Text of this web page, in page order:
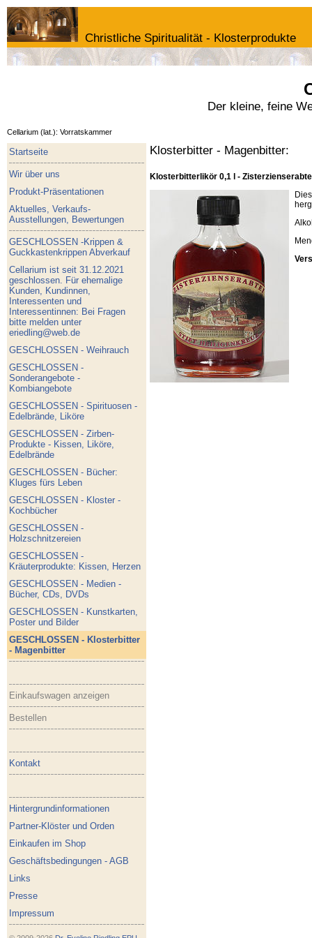
Christliche Spiritualität - Klosterprodukte
Der kleine, feine
Cellarium (lat.): Vorratskammer
Startseite
Wir über uns
Produkt-Präsentationen
Aktuelles, Verkaufs-
Ausstellungen, Bewertungen
GESCHLOSSEN -Krippen &
Guckkastenkrippen Abverkauf
Cellarium ist seit 31.12.2021
geschlossen. Für ehemalige
Kunden, Kundinnen,
Interessenten und
Interessentinnen: Bei Fragen
bitte melden unter
eriedling@web.de
GESCHLOSSEN - Weihrauch
GESCHLOSSEN -
Sonderangebote -
Kombiangebote
GESCHLOSSEN - Spirituosen -
Edelbrände, Liköre
GESCHLOSSEN - Zirben-
Produkte - Kissen, Liköre,
Edelbrände
GESCHLOSSEN - Bücher:
Kluges fürs Leben
GESCHLOSSEN - Kloster -
Kochbücher
GESCHLOSSEN -
Holzschnitzereien
GESCHLOSSEN -
Kräuterprodukte: Kissen, Herzen
GESCHLOSSEN - Medien -
Bücher, CDs, DVDs
GESCHLOSSEN - Kunstkarten,
Poster und Bilder
GESCHLOSSEN - Klosterbitter
- Magenbitter
Einkaufswagen anzeigen
Bestellen
Kontakt
Hintergrundinformationen
Partner-Klöster und Orden
Einkaufen im Shop
Geschäftsbedingungen - AGB
Links
Presse
Impressum
Klosterbitter - Magenbitter:
Klosterbitterlikör 0,1 l -